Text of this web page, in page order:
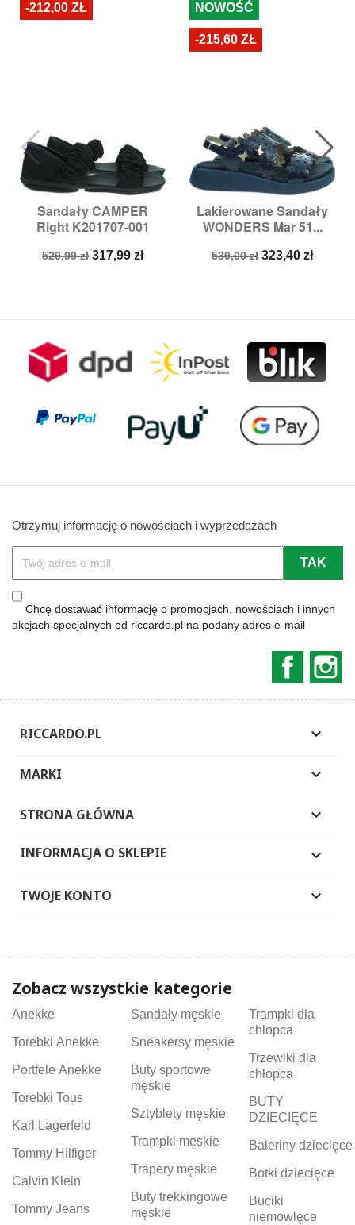
Sandały CAMPER
Right K201707-001
Cena
529,99 zł Cena
317,99 zł
-212,00 ZŁ
Lakierowane Sandały
WONDERS Mar 51...
Cena
539,00 zł Cena
323,40 zł
NOWOŚĆ
-215,60 ZŁ
Otrzymuj informację o nowościach i wyprzedażach
Chcę dostawać informację o promocjach, nowościach i innych
akcjach specjalnych od riccardo.pl na podany adres e-mail
RICCARDO.PL 
MARKI 
STRONA GŁÓWNA 
INFORMACJA O SKLEPIE 
TWOJE KONTO 
Zobacz wszystkie kategorie
Anekke
Torebki Anekke
Portfele Anekke
Torebki Tous
Karl Lagerfeld
Tommy Hilfiger
Calvin Klein
Tommy Jeans
Sandały męskie
Sneakersy męskie
Buty sportowe
męskie
Sztyblety męskie
Trampki męskie
Trapery męskie
Buty trekkingowe
męskie
Trampki dla
chłopca
Trzewiki dla
chłopca
BUTY
DZIECIĘCE
Baleriny dziecięce
Botki dziecięce
Buciki
niemowlęce